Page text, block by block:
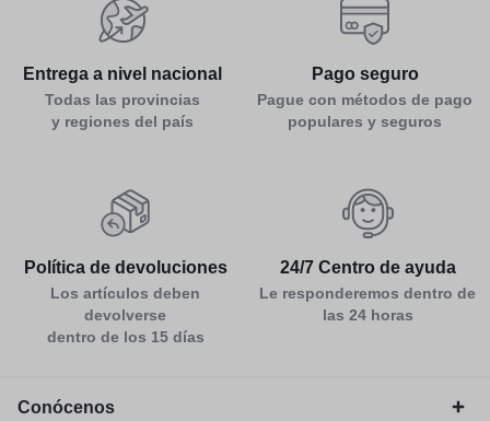
Entrega a nivel nacional
Todas las provincias
y regiones del país
Pago seguro
Pague con métodos de pago
populares y seguros
Política de devoluciones
Los artículos deben
devolverse
dentro de los 15 días
24/7 Centro de ayuda
Le responderemos dentro de
las 24 horas
Conócenos